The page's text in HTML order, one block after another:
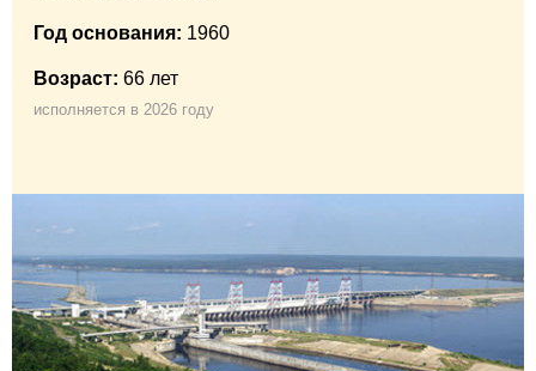
Год основания: 1960
Возраст: 66 лет
исполняется в 2026 году